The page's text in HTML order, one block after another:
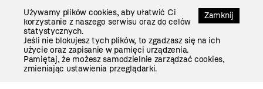
Zamknij
Używamy plików cookies, aby ułatwić Ci
korzystanie z naszego serwisu oraz do celów
statystycznych.
Jeśli nie blokujesz tych plików, to zgadzasz się na ich
użycie oraz zapisanie w pamięci urządzenia.
Pamiętaj, że możesz samodzielnie zarządzać cookies,
zmieniając ustawienia przeglądarki.